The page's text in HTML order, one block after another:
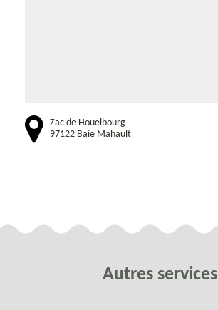
Zac de Houelbourg
97122 Baie Mahault
Autres services